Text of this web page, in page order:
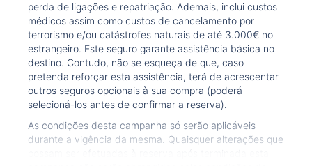
perda de ligações e repatriação. Ademais, inclui custos
médicos assim como custos de cancelamento por
terrorismo e/ou catástrofes naturais de até 3.000€ no
estrangeiro. Este seguro garante assistência básica no
destino. Contudo, não se esqueça de que, caso
pretenda reforçar esta assistência, terá de acrescentar
outros seguros opcionais à sua compra (poderá
selecioná-los antes de confirmar a reserva).
As condições desta campanha só serão aplicáveis
durante a vigência da mesma. Quaisquer alterações que